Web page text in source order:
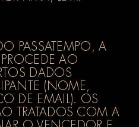
PASSATEMPO, A
AO
DADOS
(NOME,
DE EMAIL). OS
TRATADOS COM A